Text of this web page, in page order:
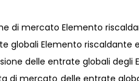
di mercato Elemento
globali Elemento
delle entrate globali
di mercato delle entrate